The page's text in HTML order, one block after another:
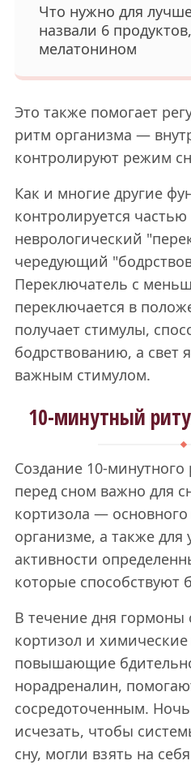
Что нужно для
назвали 6
мелатонином
Это также помогает
ритм организма —
контролируют режим
Как и многие другие
контролируется
неврологический
чередующий
Переключатель с
переключается в
получает стимулы,
бодрствованию, а свет
важным стимулом.
10-минутный
Создание 10-минутного
перед сном важно для
кортизола — основного
организме, а также
активности
которые способствуют
В течение дня гормоны
кортизол и
повышающие
норадреналин,
сосредоточенным.
исчезать, чтобы
сну, могли взять на